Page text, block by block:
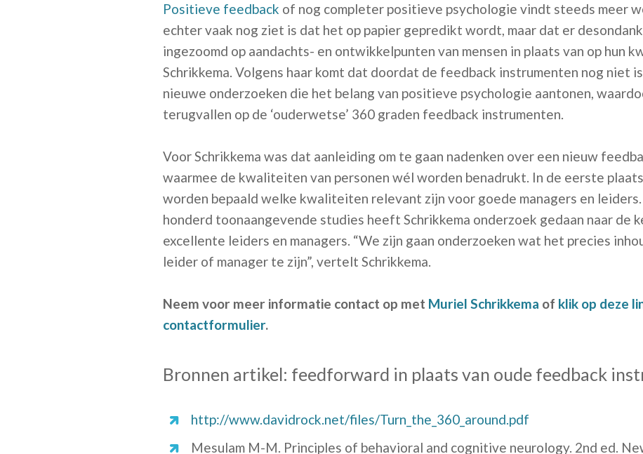
Positieve feedback of nog completer positieve psychologie vindt steeds meer
echter vaak nog ziet is dat het op papier gepredikt wordt, maar dat er
ingezoomd op aandachts- en ontwikkelpunten van mensen in plaats van op hun
Schrikkema. Volgens haar komt dat doordat de feedback instrumenten nog niet
nieuwe onderzoeken die het belang van positieve psychologie aantonen,
terugvallen op de ‘ouderwetse’ 360 graden feedback instrumenten.
Voor Schrikkema was dat aanleiding om te gaan nadenken over een nieuw
waarmee de kwaliteiten van personen wél worden benadrukt. In de eerste
worden bepaald welke kwaliteiten relevant zijn voor goede managers en leiders.
honderd toonaangevende studies heeft Schrikkema onderzoek gedaan naar de
excellente leiders en managers. “We zijn gaan onderzoeken wat het precies
leider of manager te zijn”, vertelt Schrikkema.
Neem voor meer informatie contact op met Muriel Schrikkema of klik op deze
contactformulier.
Bronnen artikel: feedforward in plaats van oude feedback
http://www.davidrock.net/files/Turn_the_360_around.pdf
Mesulam M-M. Principles of behavioral and cognitive neurology. 2nd ed.